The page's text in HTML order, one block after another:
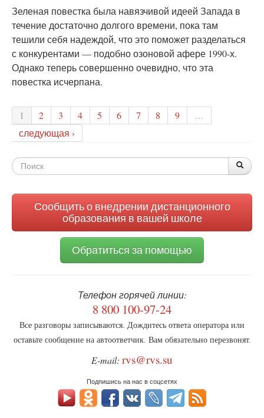
Зеленая повестка была навязчивой идеей Запада в
течение достаточно долгого времени, пока там
тешили себя надеждой, что это поможет разделаться
с конкурентами — подобно озоновой афере 1990-х.
Однако теперь совершенно очевидно, что эта
повестка исчерпана.
1 2 3 4 5 6 7 8 9
…
следующая ›
Форма
Сообщить о внедрении дистанционного
образования в вашей школе
Обратиться за помощью
Телефон горячей линии:
8 800 100-97-24
Все разговоры записываются. Дождитесь ответа оператора или
оставьте сообщение на автоответчик. Вам обязательно перезвонят.
E-mail: rvs@rvs.su
Подпишись на нас в соцсетях